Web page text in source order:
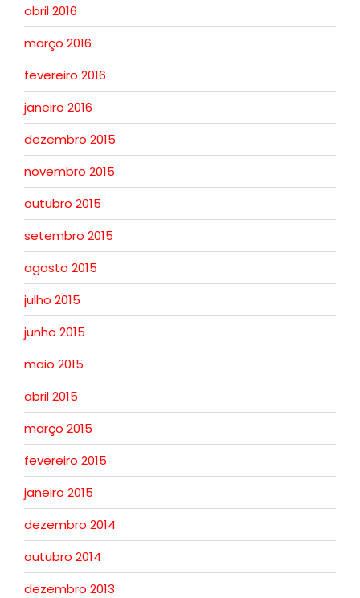
abril 2016
março 2016
fevereiro 2016
janeiro 2016
dezembro 2015
novembro 2015
outubro 2015
setembro 2015
agosto 2015
julho 2015
junho 2015
maio 2015
abril 2015
março 2015
fevereiro 2015
janeiro 2015
dezembro 2014
outubro 2014
dezembro 2013